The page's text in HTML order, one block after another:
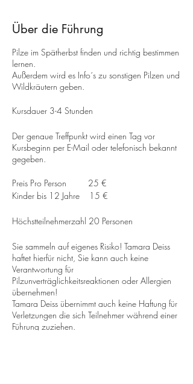
Über die Führung
Pilze im Spätherbst finden und richtig bestimmen
lernen.
Außerdem wird es Info´s zu sonstigen Pilzen und
Wildkräutern geben.
Kursdauer 3-4 Stunden
Der genaue Treffpunkt wird einen Tag vor
Kursbeginn per E-Mail oder telefonisch bekannt
gegeben.
Preis Pro Person 25 €
Kinder bis 12 Jahre 15 €
Höchstteilnehmerzahl 20 Personen
Sie sammeln auf eigenes Risiko! Tamara Deiss
haftet hierfür nicht, Sie kann auch keine
Verantwortung für
Pilzunverträglichkeitsreaktionen oder Allergien
übernehmen!
Tamara Deiss übernimmt auch keine Haftung für
Verletzungen die sich Teilnehmer während einer
Führung zuziehen.